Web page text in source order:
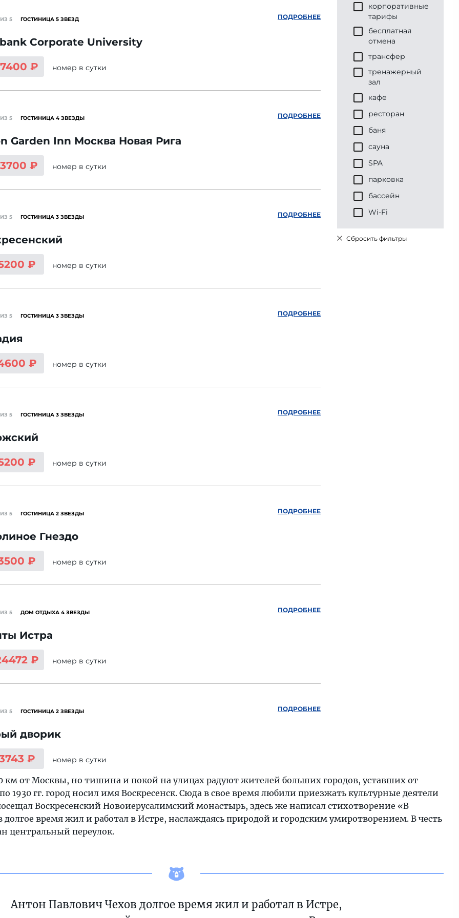
ИЗ 5 ГОСТИНИЦА 5 ЗВЕЗД
Corporate University
₽
номер в сутки
ПОДРОБНЕЕ
ИЗ 5 ГОСТИНИЦА 4 ЗВЕЗДЫ
Garden Inn Москва Новая Рига
₽
номер в сутки
ПОДРОБНЕЕ
ИЗ 5 ГОСТИНИЦА 3 ЗВЕЗДЫ
₽
номер в сутки
ПОДРОБНЕЕ
ИЗ 5 ГОСТИНИЦА 3 ЗВЕЗДЫ
₽
номер в сутки
ПОДРОБНЕЕ
ИЗ 5 ГОСТИНИЦА 3 ЗВЕЗДЫ
₽
номер в сутки
ПОДРОБНЕЕ
ИЗ 5 ГОСТИНИЦА 2 ЗВЕЗДЫ
Гнездо
₽
номер в сутки
ПОДРОБНЕЕ
ИЗ 5 ДОМ ОТДЫХА 4 ЗВЕЗДЫ
Истра
₽
номер в сутки
ПОДРОБНЕЕ
ИЗ 5 ГОСТИНИЦА 2 ЗВЕЗДЫ
дворик
₽
номер в сутки
ПОДРОБНЕЕ
корпоративные
тарифы
бесплатная
отмена
трансфер
тренажерный
зал
кафе
ресторан
баня
сауна
SPA
парковка
бассейн
Wi-Fi
Сбросить фильтры
км от Москвы, но тишина и покой на улицах радуют жителей больших городов, уставших от
1930 гг. город носил имя Воскресенск. Сюда в свое время любили приезжать культурные деятели
Воскресенский Новоиерусалимский монастырь, здесь же написал стихотворение «В
долгое время жил и работал в Истре, наслаждаясь природой и городским умиротворением. В честь
центральный переулок.
Антон Павлович Чехов долгое время жил и работал в Истре,